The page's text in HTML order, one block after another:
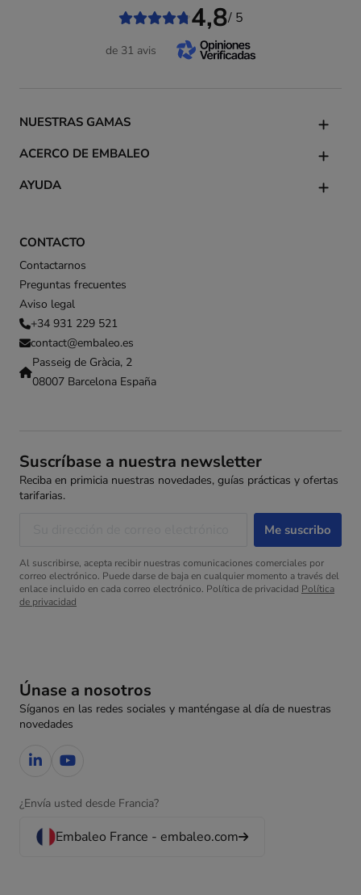
CONTACTO
Contactarnos
Preguntas frecuentes
Aviso legal
+34 931 229 521
contact@embaleo.es
Passeig de Gràcia, 2
08007 Barcelona España
NUESTRAS GAMAS
ACERCO DE EMBALEO
AYUDA
4,8/ 5
de 31 avis
Únase a nosotros
Síganos en las redes sociales y manténgase al día de nuestras
novedades
¿Envía usted desde Francia?
Embaleo France - embaleo.com
Suscríbase a nuestra newsletter
Reciba en primicia nuestras novedades, guías prácticas y ofertas
tarifarias.
Al suscribirse, acepta recibir nuestras comunicaciones comerciales por
correo electrónico. Puede darse de baja en cualquier momento a través del
enlace incluido en cada correo electrónico. Política de privacidad Política
de privacidad